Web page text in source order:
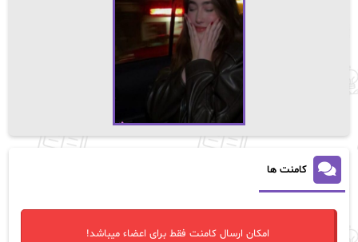
کامنت ها
امکان ارسال کامنت فقط برای اعضاء میباشد!